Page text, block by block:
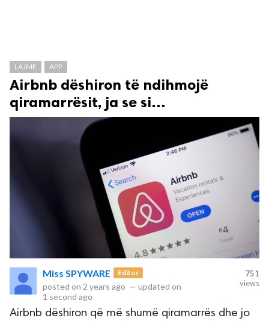
LAJME APP
Airbnb dëshiron të ndihmojë
qiramarrësit, ja se si…
Miss SPYWARE Editor
posted on 2 years ago — updated on
1 second ago
751
views
Airbnb dëshiron që më shumë qiramarrës dhe jo